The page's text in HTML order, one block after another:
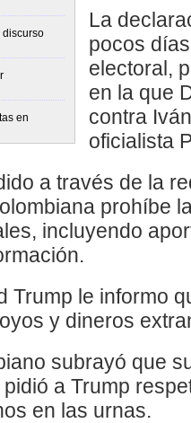
discurso
en
La
pocos
electoral,
en la que
contra
oficialista
a través de la
prohíbe
incluyendo
Trump le informo
y dineros
subrayó que
a Trump
en las urnas.